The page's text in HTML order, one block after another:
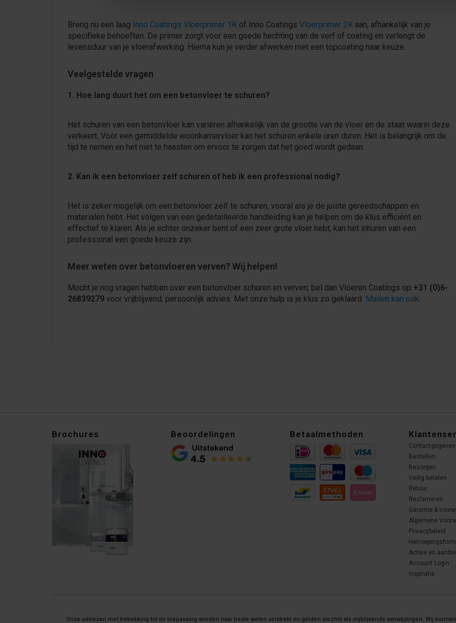
Breng nu een laag Inno Coatings Vloerprimer 1K of Inno Coatings Vloerprimer 2K aan, afhankelijk van je
specifieke behoeften. De primer zorgt voor een goede hechting van de verf of coating en verlengt de
levensduur van je vloerafwerking. Hierna kun je verder afwerken met een topcoating naar keuze.
Veelgestelde vragen
1. Hoe lang duurt het om een betonvloer te schuren?
Het schuren van een betonvloer kan variëren afhankelijk van de grootte van de vloer en de staat waarin deze
verkeert. Voor een gemiddelde woonkamervloer kan het schuren enkele uren duren. Het is belangrijk om de
tijd te nemen en het niet te haasten om ervoor te zorgen dat het goed wordt gedaan.
2. Kan ik een betonvloer zelf schuren of heb ik een professional nodig?
Het is zeker mogelijk om een betonvloer zelf te schuren, vooral als je de juiste gereedschappen en
materialen hebt. Het volgen van een gedetailleerde handleiding kan je helpen om de klus efficiënt en
effectief te klaren. Als je echter onzeker bent of een zeer grote vloer hebt, kan het inhuren van een
professional een goede keuze zijn.
Meer weten over betonvloeren verven? Wij helpen!
Mocht je nog vragen hebben over een betonvloer schuren en verven, bel dan Vloeren Coatings op +31 (0)6-
26839279 voor vrijblijvend, persoonlijk advies. Met onze hulp is je klus zo geklaard. Mailen kan ook.
Brochures Beoordelingen Betaalmethoden
Bestellen
Bezorgen
Veilig betalen
Retour
Reclameren
Garantie &
Algemene
Privacybeleid
Acties en
Account Login
Inspiratie
Onze adviezen met betrekking tot de toepassing worden naar beste weten verstrekt en gelden slechts als vrijblijvende aanwijzingen. Wij